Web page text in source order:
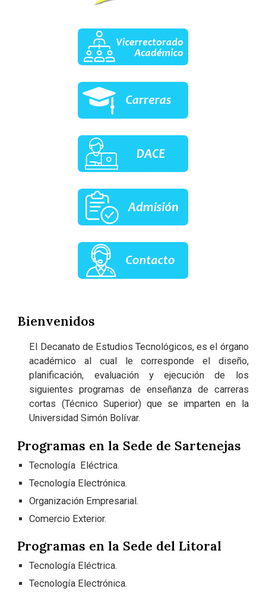
Bienvenidos
El Decanato de Estudios Tecnológicos, es el órgano
académico al cual le corresponde el diseño,
planificación, evaluación y ejecución de los
siguientes programas de enseñanza de carreras
cortas (Técnico Superior) que se imparten en la
Universidad Simón Bolívar.
Programas en la Sede de Sartenejas
Tecnología Eléctrica.
Tecnología Electrónica.
Organización Empresarial.
Comercio Exterior.
Programas en la Sede del Litoral
Tecnología Eléctrica.
Tecnología Electrónica.